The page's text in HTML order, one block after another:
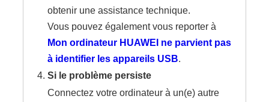
obtenir une assistance technique.
Vous pouvez également vous reporter à
Mon ordinateur HUAWEI ne parvient pas
à identifier les appareils USB.
Si le problème persiste
Connectez votre ordinateur à un(e) autre